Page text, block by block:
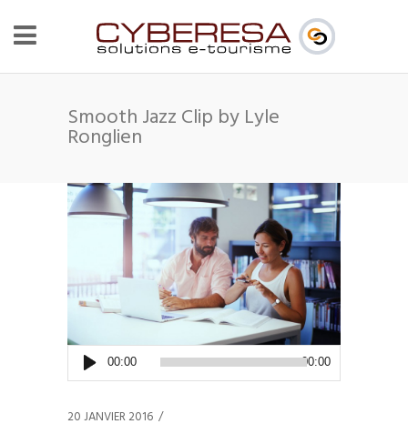
Smooth Jazz Clip by Lyle
Ronglien
Lecteur
audio
00:00 00:00
20 JANVIER 2016